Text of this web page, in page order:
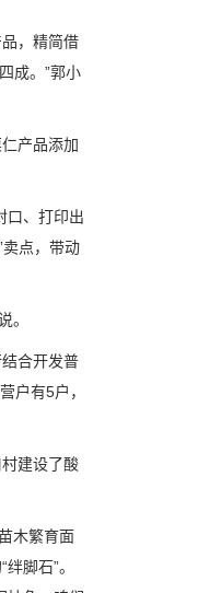
，精简借
成。”郭小
产品添加
、打印出
点，带动
。
合开发普
户有5户，
建设了酸
木繁育面
脚石”。